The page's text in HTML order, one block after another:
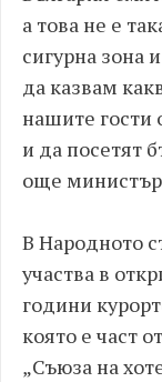
а това не е
сигурна зона
да казвам
нашите гости
и да посетят
още
В Народното
участва в
години
която е част
„Съюза на